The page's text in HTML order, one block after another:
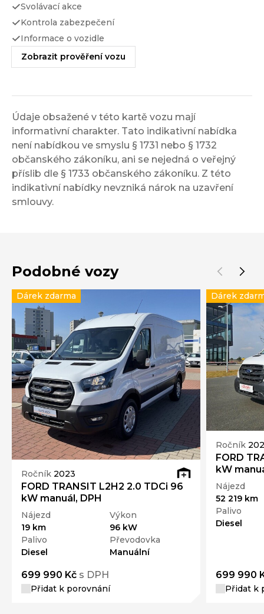
Svolávací akce
Kontrola zabezpečení
Informace o vozidle
Zobrazit prověření vozu
Údaje obsažené v této kartě vozu mají
informativní charakter. Tato indikativní nabídka
není nabídkou ve smyslu § 1731 nebo § 1732
občanského zákoníku, ani se nejedná o veřejný
příslib dle § 1733 občanského zákoníku. Z této
indikativní nabídky nevzniká nárok na uzavření
smlouvy.
Podobné vozy
Ročník 2023
FORD TRANSIT L2H2 2.0 TDCi 96
kW manuál, DPH
Nájezd
19 km
Výkon
96 kW
Palivo
Diesel
Převodovka
Manuální
699 990 Kč s DPH
Přidat k porovnání
Dárek zdarma
Ročník
FORD
kW
Nájezd
52 219 km
Palivo
Diesel
699 990
Přidat k
Dárek